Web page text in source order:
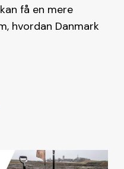
få en mere
hvordan Danmark